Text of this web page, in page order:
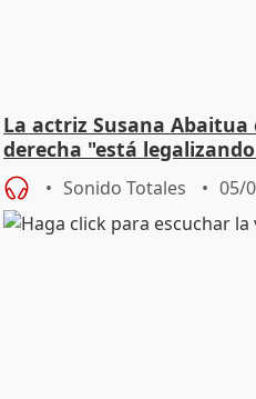
La actriz Susana
derecha "está
Sonido Totales 05/